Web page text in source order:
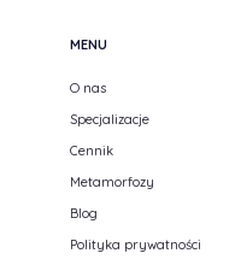
MENU
O nas
Specjalizacje
Cennik
Metamorfozy
Blog
Polityka prywatności